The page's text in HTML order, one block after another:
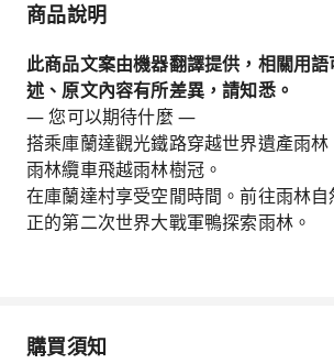
商品說明
此商品文案由機器翻譯提供，相關用
述、原文內容有所差異，請知悉。
— 您可以期待什麼 —
搭乘庫蘭達觀光鐵路穿越世界遺產雨
雨林纜車飛越雨林樹冠。
在庫蘭達村享受空閒時間。前往雨林
正的第二次世界大戰軍鴨探索雨林。
購買須知